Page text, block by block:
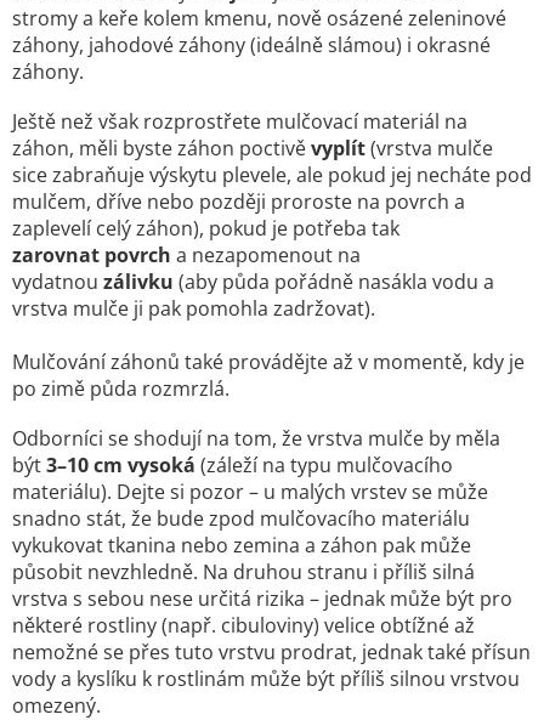
stromy a keře kolem kmenu, nově osázené zeleninové
záhony, jahodové záhony (ideálně slámou) i okrasné
záhony.
Ještě než však rozprostřete mulčovací materiál na
záhon, měli byste záhon poctivěvyplít(vrstva mulče
sice zabraňuje výskytu plevele, ale pokud jej necháte pod
mulčem, dříve nebo později proroste na povrch a
zaplevelí celý záhon), pokud je potřeba tak
zarovnat povrch a nezapomenout na
vydatnou zálivku (aby půda pořádně nasákla vodu a
vrstva mulče ji pak pomohla zadržovat).
Mulčování záhonů také provádějte až v momentě, kdy je
po zimě půda rozmrzlá.
Odborníci se shodují na tom, že vrstva mulče by měla
být3–10 cm vysoká (záleží na typu mulčovacího
materiálu). Dejte si pozor – u malých vrstev se může
snadno stát, že bude zpod mulčovacího materiálu
vykukovat tkanina nebo zemina a záhon pak může
působit nevzhledně. Na druhou stranu i příliš silná
vrstva s sebou nese určitá rizika – jednak může být pro
některé rostliny (např. cibuloviny) velice obtížné až
nemožné se přes tuto vrstvu prodrat, jednak také přísun
vody a kyslíku k rostlinám může být příliš silnou vrstvou
omezený.